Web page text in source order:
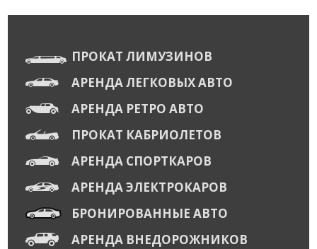
ПРОКАТ ЛИМУЗИНОВ
АРЕНДА ЛЕГКОВЫХ АВТО
АРЕНДА РЕТРО АВТО
ПРОКАТ КАБРИОЛЕТОВ
АРЕНДА СПОРТКАРОВ
АРЕНДА ЭЛЕКТРОКАРОВ
БРОНИРОВАННЫЕ АВТО
АРЕНДА ВНЕДОРОЖНИКОВ